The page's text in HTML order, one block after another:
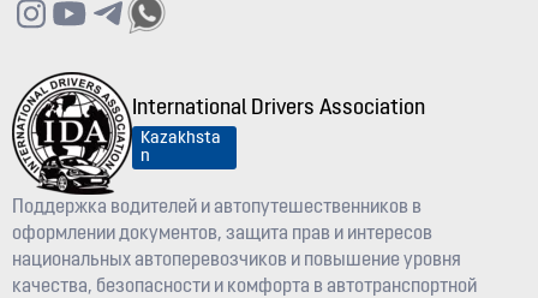
International Drivers Association
Kazakhsta
n
Поддержка водителей и автопутешественников в
оформлении документов, защита прав и интересов
национальных автоперевозчиков и повышение уровня
качества, безопасности и комфорта в автотранспортной